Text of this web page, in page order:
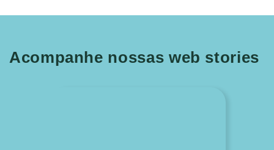
Acompanhe nossas web stories